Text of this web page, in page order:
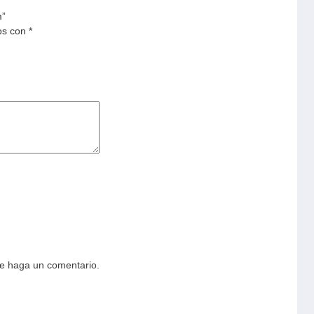
con *
haga un comentario.